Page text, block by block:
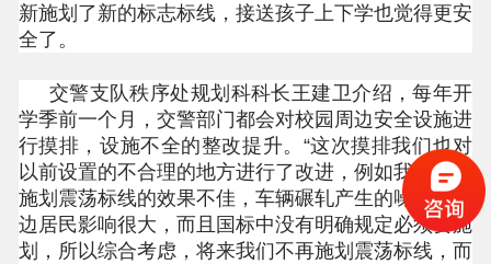
新施划了新的标志标线，接送孩子上下学也觉得更安
全了。
交警支队秩序处规划科科长王建卫介绍，每年开
学季前一个月，交警部门都会对校园周边安全设施进
行摸排，设施不全的整改提升。“这次摸排我们也对
以前设置的不合理的地方进行了改进，例如我们发现
施划震荡标线的效果不佳，车辆碾轧产生的噪声对周
边居民影响很大，而且国标中没有明确规定必须要施
划，所以综合考虑，将来我们不再施划震荡标线，而